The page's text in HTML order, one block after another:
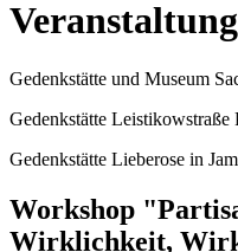
Gedenkstätte und Museum
Gedenkstätte Leistikowstraße
Gedenkstätte Lieberose in
Workshop
Wirklichkeit,